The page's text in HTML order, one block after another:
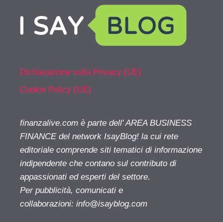
Dichiarazione sulla Privacy (UE)
Cookie Policy (UE)
finanzalive.com è parte dell' AREA BUSINESS
FINANCE del network IsayBlog! la cui rete
editoriale comprende siti tematici di informazione
indipendente che contano sul contributo di
appassionati ed esperti del settore.
Per pubblicità, comunicati e
collaborazioni: info@isayblog.com